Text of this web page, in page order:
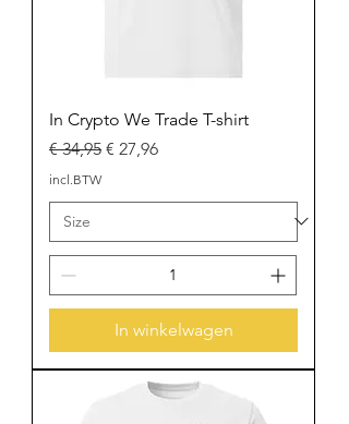
In Crypto We Trade T-shirt
Normale prijs
€ 34,95 Verkoopprijs
€ 27,96
incl.BTW
In winkelwagen